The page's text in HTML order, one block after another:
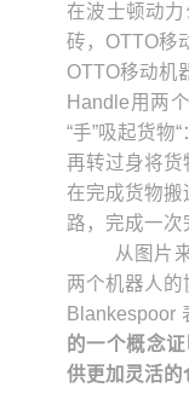
在波士顿动
砖，OTTO移
OTTO移动机
Handle用两
“手”吸起货物“
再转过身将货
在完成货物搬
路，完成一次
从图片来看
两个机器人
Blankespoor
的一个概念
供更加灵活的